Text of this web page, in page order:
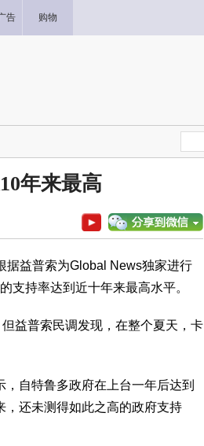
告 购物
年来最高
据益普索为Global News独家进行
支持率达到近十年来最高水平。
益普索民调发现，在整个夏天，卡
，自特鲁多政府在上台一年后达到
，还未测得如此之高的政府支持